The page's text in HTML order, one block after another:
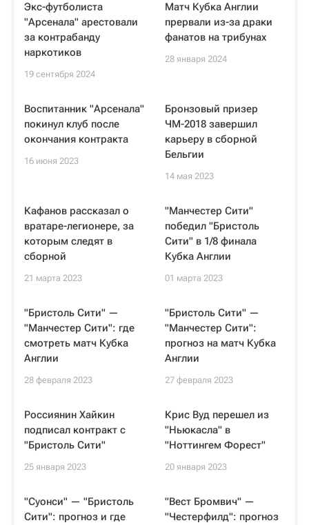
Экс-футболиста
"Арсенала" арестовали
за контрабанду
наркотиков
19 сентября 2024
Матч Кубка Англии
прервали из-за драки
фанатов на трибунах
28 января 2024
Воспитанник "Арсенала"
покинул клуб после
окончания контракта
16 июня 2023
Бронзовый призер
ЧМ-2018 завершил
карьеру в сборной
Бельгии
14 мая 2023
Кафанов рассказал о
вратаре-легионере, за
которым следят в
сборной
21 марта 2023
"Манчестер Сити"
победил "Бристоль
Сити" в 1/8 финала
Кубка Англии
01 марта 2023
"Бристоль Сити" —
"Манчестер Сити": где
смотреть матч Кубка
Англии
28 февраля 2023
"Бристоль Сити" —
"Манчестер Сити":
прогноз на матч Кубка
Англии
27 февраля 2023
Россиянин Хайкин
подписал контракт с
"Бристоль Сити"
25 января 2023
Крис Вуд перешел из
"Ньюкасла" в
"Ноттингем Форест"
20 января 2023
"Суонси" — "Бристоль
Сити": прогноз и где
"Вест Бромвич" —
"Честерфилд": прогноз